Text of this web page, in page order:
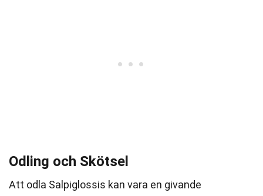
Odling och Skötsel
Att odla Salpiglossis kan vara en givande